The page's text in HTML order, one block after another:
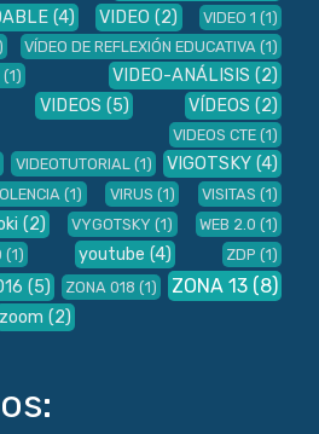
(4) VIDEO (2) VIDEO 1 (1)
VÍDEO DE REFLEXIÓN EDUCATIVA (1)
(1) VIDEO-ANÁLISIS (2)
VIDEOS (5) VÍDEOS (2)
VIDEOS CTE (1)
VIDEOTUTORIAL (1) VIGOTSKY (4)
(1) VIRUS (1) VISITAS (1)
(2) VYGOTSKY (1) WEB 2.0 (1)
(1) youtube (4) ZDP (1)
(5) ZONA 018 (1) ZONA 13 (8)
zoom (2)